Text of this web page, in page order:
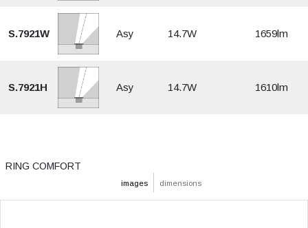
S.7921W Asy 14.7W 1659lm
S.7921H Asy 14.7W 1610lm
images dimensions
RING COMFORT